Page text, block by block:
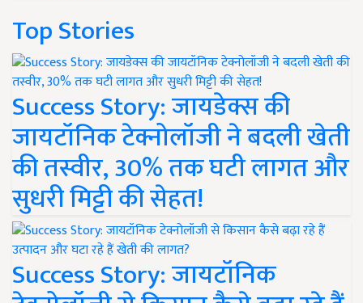
Top Stories
Success Story: जायडेक्स की
जायटॉनिक टेक्नोलॉजी ने बदली खेती
की तस्वीर, 30% तक घटी लागत और
सुधरी मिट्टी की सेहत!
Success Story: जायटॉनिक